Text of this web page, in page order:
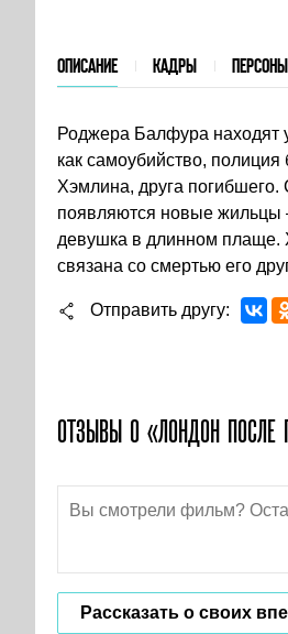
ОПИСАНИЕ КАДРЫ ПЕРСОНЫ
Роджера Балфура находят
как самоубийство,
Хэмлина, друга
появляются новые жильцы
девушка в длинном плаще.
связана со смертью его
Отправить другу
ОТЗЫВЫ О «ЛОНДОН ПОСЛЕ
Рассказать о своих